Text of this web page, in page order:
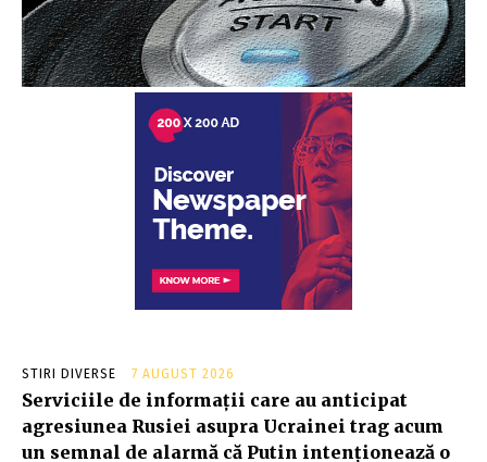
STIRI DIVERSE 7 AUGUST 2026
Serviciile de informații care au anticipat
agresiunea Rusiei asupra Ucrainei trag acum
un semnal de alarmă că Putin intenționează o